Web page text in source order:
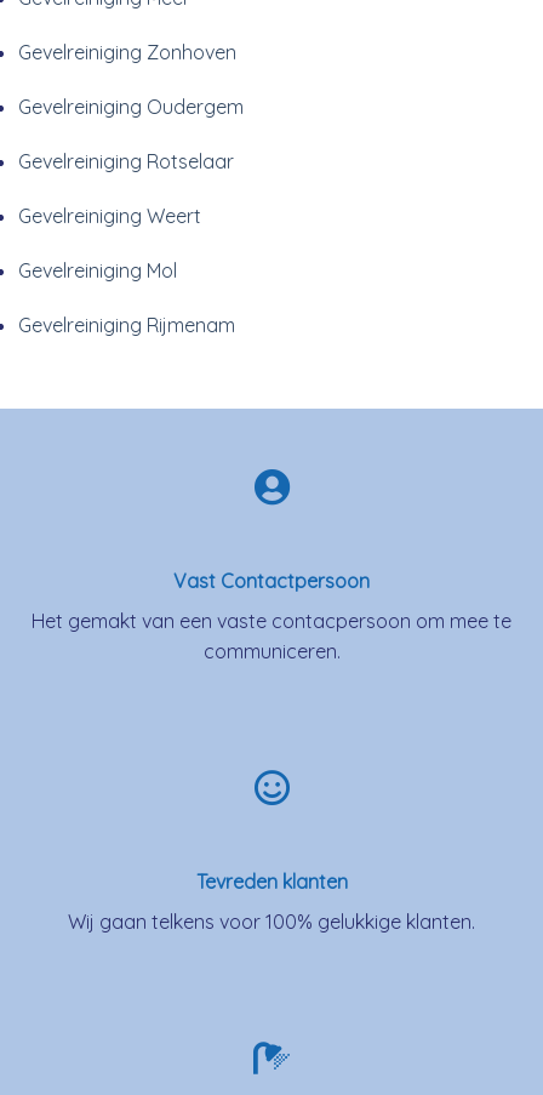
Gevelreiniging Zonhoven
Gevelreiniging Oudergem
Gevelreiniging Rotselaar
Gevelreiniging Weert
Gevelreiniging Mol
Gevelreiniging Rijmenam
Vast Contactpersoon
Het gemakt van een vaste contacpersoon om mee te
communiceren.
Tevreden klanten
Wij gaan telkens voor 100% gelukkige klanten.